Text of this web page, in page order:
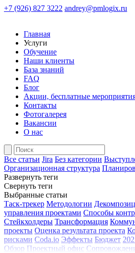
+7 (926) 827 3222 andrey@pmlogix.ru
Главная
Услуги
Обучение
Наши клиенты
База знаний
FAQ
Блог
Акции, бесплатные
Контакты
Фотогалерея
Вакансии
О нас
Все статьи Jira Без категории
Организационная структура
Развернуть теги
Свернуть теги
Выбранные статьи
Таск-трекер Методологии
управления проектами Способы
Стейкхолдеры Трансформация
проекты Оценка результата проекта
рисками Coda.io Эффекты Бюджет
Обзор Проектный офис